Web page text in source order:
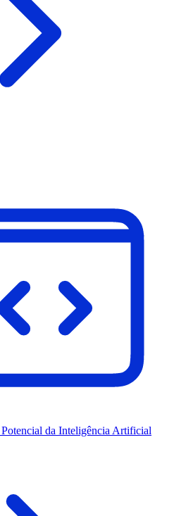
da Inteligência Artificial